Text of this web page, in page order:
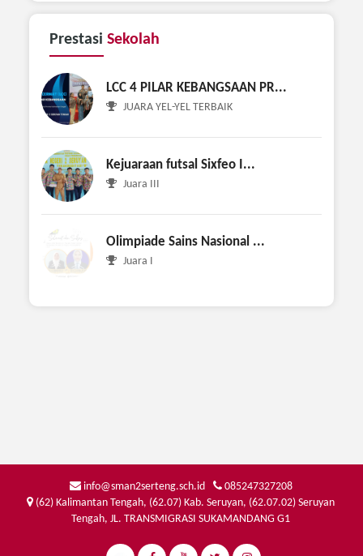
Prestasi Sekolah
LCC 4 PILAR KEBANGSAAN PR...
JUARA YEL-YEL TERBAIK
Kejuaraan futsal Sixfeo I...
Juara III
Olimpiade Sains Nasional ...
Juara I
info@sman2serteng.sch.id
085247327208
(62) Kalimantan Tengah, (62.07) Kab. Seruyan, (62.07.02) Seruyan
Tengah, JL. TRANSMIGRASI SUKAMANDANG G1